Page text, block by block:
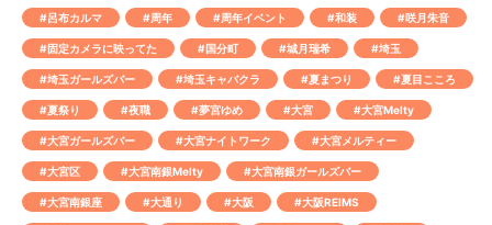
#呂布カルマ #周年 #周年イベント #和装 #咲月朱音
#固定カメラに映ってた #国分町 #城月瑞希 #埼玉
#埼玉ガールズバー #埼玉キャバクラ #夏まつり #夏目こころ
#夏祭り #夜職 #夢宮ゆめ #大宮 #大宮Melty
#大宮ガールズバー #大宮ナイトワーク #大宮メルティー
#大宮区 #大宮南銀Melty #大宮南銀ガールズバー
#大宮南銀座 #大通り #大阪 #大阪REIMS